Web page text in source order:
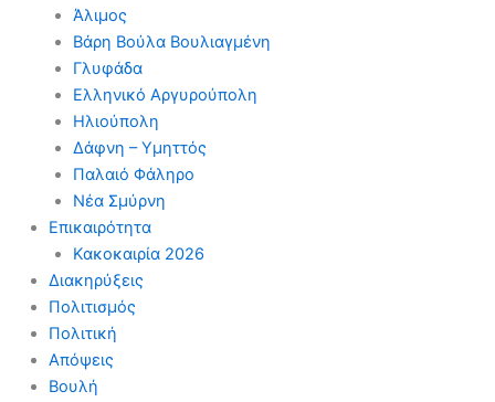
Άλιμος
Βάρη Βούλα Βουλιαγμένη
Γλυφάδα
Ελληνικό Αργυρούπολη
Ηλιούπολη
Δάφνη – Υμηττός
Παλαιό Φάληρο
Νέα Σμύρνη
Επικαιρότητα
Κακοκαιρία 2026
Διακηρύξεις
Πολιτισμός
Πολιτική
Απόψεις
Βουλή